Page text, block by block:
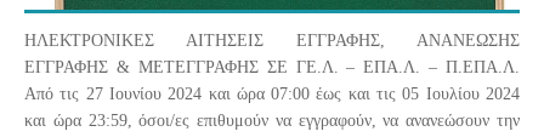
ΗΛΕΚΤΡΟΝΙΚΕΣ ΑΙΤΗΣΕΙΣ ΕΓΓΡΑΦΗΣ, ΑΝΑΝΕΩΣΗΣ
ΕΓΓΡΑΦΗΣ & ΜΕΤΕΓΓΡΑΦΗΣ ΣΕ ΓΕ.Λ. – ΕΠΑ.Λ. – Π.ΕΠΑ.Λ.
Από τις 27 Ιουνίου 2024 και ώρα 07:00 έως και τις 05 Ιουλίου 2024
και ώρα 23:59, όσοι/ες επιθυμούν να εγγραφούν, να ανανεώσουν την